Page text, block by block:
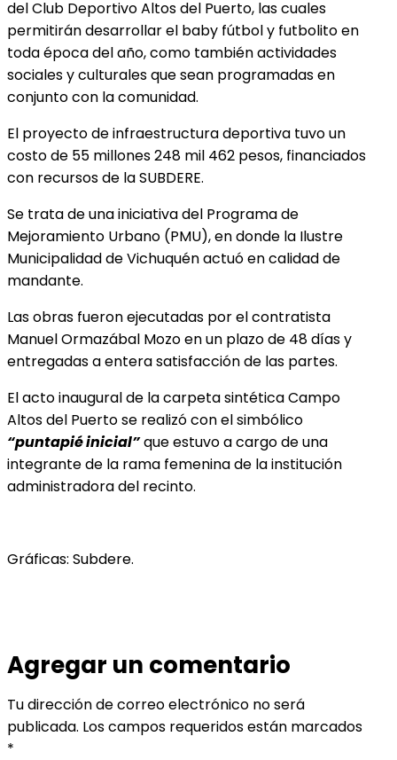
del Club Deportivo Altos del Puerto, las cuales
permitirán desarrollar el baby fútbol y futbolito en
toda época del año, como también actividades
sociales y culturales que sean programadas en
conjunto con la comunidad.
El proyecto de infraestructura deportiva tuvo un
costo de 55 millones 248 mil 462 pesos, financiados
con recursos de la SUBDERE.
Se trata de una iniciativa del Programa de
Mejoramiento Urbano (PMU), en donde la Ilustre
Municipalidad de Vichuquén actuó en calidad de
mandante.
Las obras fueron ejecutadas por el contratista
Manuel Ormazábal Mozo en un plazo de 48 días y
entregadas a entera satisfacción de las partes.
El acto inaugural de la carpeta sintética Campo
Altos del Puerto se realizó con el simbólico
“puntapiéinicial”que estuvo a cargo de una
integrante de la rama femenina de la institución
administradora del recinto.
Gráficas: Subdere.
Agregar un comentario
Tu dirección de correo electrónico no será
publicada. Los campos requeridos están marcados
*